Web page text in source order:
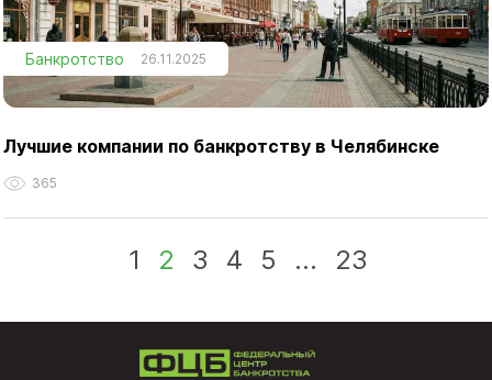
Банкротство 26.11.2025
Лучшие компании по банкротству в Челябинске
365
1 2 3 4 5 ... 23